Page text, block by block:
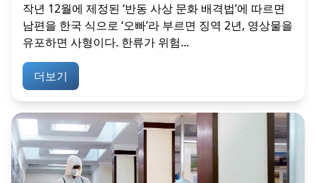
작년 12월에 제정된 ‘반동 사상 문화 배격법’에 따르면
남편을 한국 식으로 ‘오빠’라 부르면 징역 2년, 영상물을
유포하면 사형이다. 한류가 위험...
더보기